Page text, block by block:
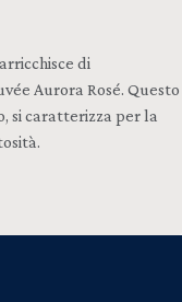
di
Aurora Rosé. Questo
si caratterizza per la